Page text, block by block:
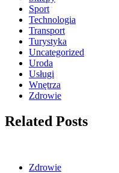
Sport
Technologia
Transport
Turystyka
Uncategorized
Uroda
Usługi
Wnętrza
Zdrowie
Related Posts
Zdrowie